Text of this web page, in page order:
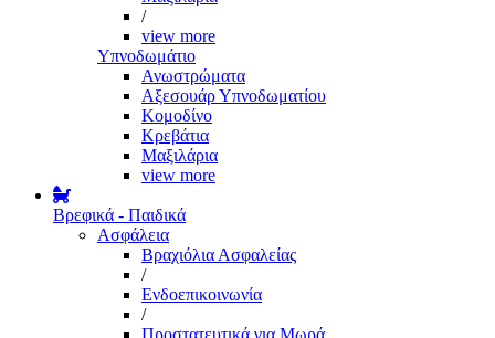
/
view more
Υπνοδωμάτιο
Ανωστρώματα
Αξεσουάρ Υπνοδωματίου
Κομοδίνο
Κρεβάτια
Μαξιλάρια
view more
Βρεφικά - Παιδικά
Ασφάλεια
Βραχιόλια Ασφαλείας
/
Ενδοεπικοινωνία
/
Προστατευτικά για Μωρά